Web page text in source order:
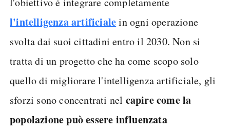
l'intelligenza artificialein ogni operazione
svolta dai suoi cittadini entro il 2030. Non si
tratta di un progetto che ha come scopo solo
quello di migliorare l'intelligenza artificiale, gli
sforzi sono concentrati nel capire come la
popolazione può essere influenzata